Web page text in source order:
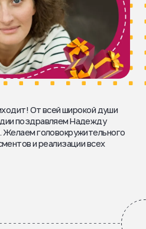
От всей широкой души
поздравляем Надежду
головокружительного
и реализации всех